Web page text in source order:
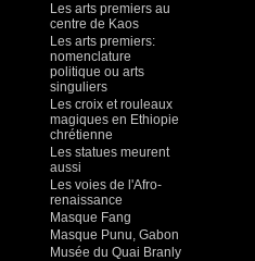
Les arts premiers au
centre de Kaos
Les arts premiers:
nomenclature
politique ou arts
singuliers
Les croix et rouleaux
magiques en Ethiopie
chrétienne
Les statues meurent
aussi
Les voies de l'Afro-
renaissance
Masque Fang
Masque Punu, Gabon
Musée du Quai Branly